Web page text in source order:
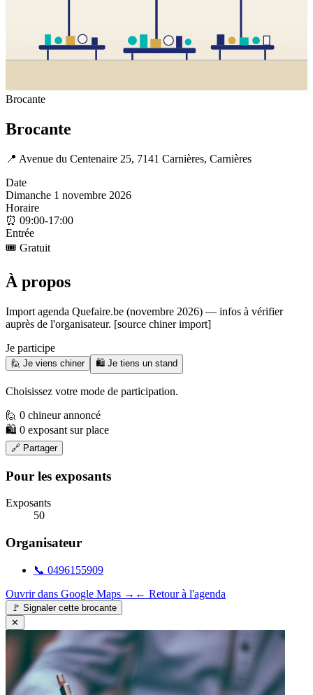
Brocante
Brocante
📍 Avenue du Centenaire 25, 7141 Carnières, Carnières
Date
Dimanche 1 novembre 2026
Horaire
⏰ 09:00-17:00
Entrée
🎟️ Gratuit
À propos
Import agenda Quefaire.be (novembre 2026) — infos à vérifier
auprès de l'organisateur. [source chiner import]
Je participe
🙋 Je viens chiner 🛍️ Je tiens un stand
Choisissez votre mode de participation.
🙋 0 chineur annoncé
🛍️ 0 exposant sur place
🔗 Partager
Pour les exposants
Exposants
50
Organisateur
📞 0496155909
Ouvrir dans Google Maps → ← Retour à l'agenda
🚩 Signaler cette brocante
✕